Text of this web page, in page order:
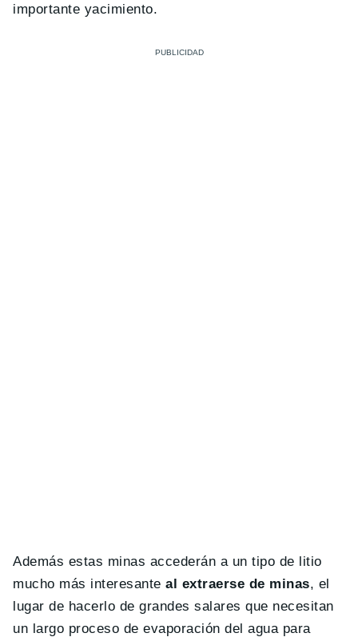
importante yacimiento.
Además estas minas accederán a un tipo de litio
mucho más interesanteal extraerse de minas, el
lugar de hacerlo de grandes salares que necesitan
un largo proceso de evaporación del agua para